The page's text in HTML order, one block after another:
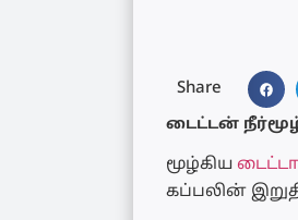
Share
டைட்டன்
மூழ்கிய
கப்பலின்